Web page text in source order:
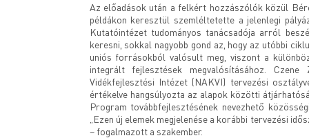
Az előadások után a felkért hozzászólók közül
példákon keresztül szemléltetette a jelenlegi
Kutatóintézet tudományos tanácsadója arról
keresni, sokkal nagyobb gond az, hogy az utóbbi
uniós forrásokból valósult meg, viszont a
integrált fejlesztések megvalósításához.
Vidékfejlesztési Intézet (NAKVI) tervezési
értékelve hangsúlyozta az alapok közötti
Program továbbfejlesztésének nevezhető
„Ezen új elemek megjelenése a korábbi tervezési
– fogalmazott a szakember.